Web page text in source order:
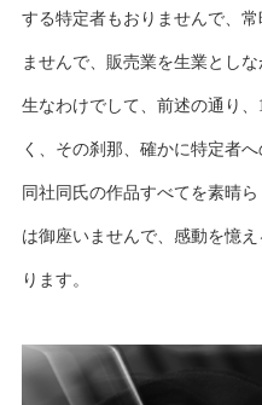
する特定者もおりませんで、
ませんで、販売業を生業とし
生なわけでして、前述の通り
く、その刹那、確かに特定者
同社同氏の作品すべてを素晴
は御座いませんで、感動を憶
ります。